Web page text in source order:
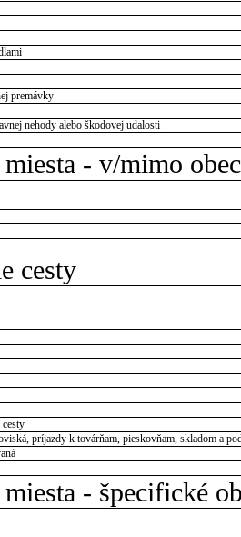
premávky
nehody alebo škodovej udalosti
- v/mimo obec
cesty
príjazdy k továrňam, pieskovňam, skladom a
- špecifické